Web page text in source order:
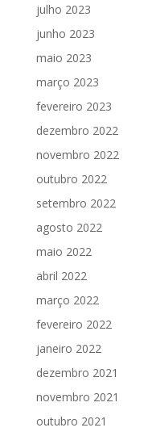
julho 2023
junho 2023
maio 2023
março 2023
fevereiro 2023
dezembro 2022
novembro 2022
outubro 2022
setembro 2022
agosto 2022
maio 2022
abril 2022
março 2022
fevereiro 2022
janeiro 2022
dezembro 2021
novembro 2021
outubro 2021